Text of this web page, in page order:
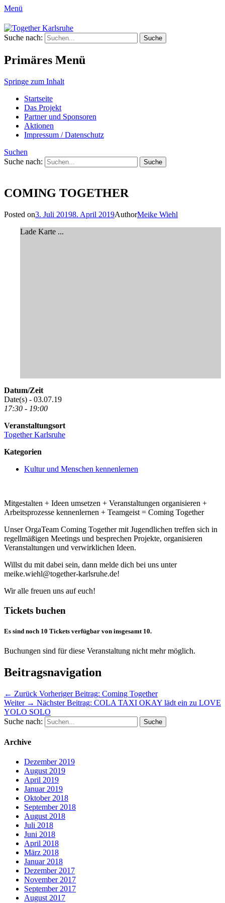
Menü
Together Karlsruhe
Integration von jungen Menschen mit
Fluchterfahrung und
Migrationshintergrund
Suche nach:
Primäres Menü
Springe zum Inhalt
Startseite
Das Projekt
Partner und Sponsoren
Aktionen
Impressum / Datenschutz
Suchen
Suche nach:
COMING TOGETHER
Posted on3. Juli 20198. April 2019AuthorMeike Wiehl
Lade Karte ...
Datum/Zeit
Date(s) - 03.07.19
17:30 - 19:00
Veranstaltungsort
Together Karlsruhe
Kategorien
Kultur und Menschen kennenlernen
Mitgestalten + Ideen umsetzen + Veranstaltungen organisieren +
Arbeitsprozesse kennenlernen + Teamgeist = Coming Together
Unser OrgaTeam Coming Together mit Jugendlichen treffen sich in
regellmäßigen Meetings und besprechen Projekte, organisieren
Veranstaltungen und verwirklichen Ideen.
Willst du mit dabei sein, dann melde dich bei uns unter
meike.wiehl@together-karlsruhe.de!
Wir alle freuen uns auf euch!
Tickets buchen
Es sind noch 10 Tickets verfügbar von insgesamt 10.
Buchungen sind für diese Veranstaltung nicht mehr möglich.
Beitragsnavigation
← Zurück Vorheriger Beitrag: Coming Together
Weiter → Nächster Beitrag: COLA TAXI OKAY lädt ein zu LOVE
YOLO SOLO
Suche nach:
Archive
Dezember 2019
August 2019
April 2019
Januar 2019
Oktober 2018
September 2018
August 2018
Juli 2018
Juni 2018
April 2018
März 2018
Januar 2018
Dezember 2017
November 2017
September 2017
August 2017